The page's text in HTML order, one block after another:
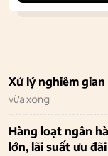
Xử lý nghiêm
vừa xong
Hàng loạt ngân
lớn, lãi suất ưu